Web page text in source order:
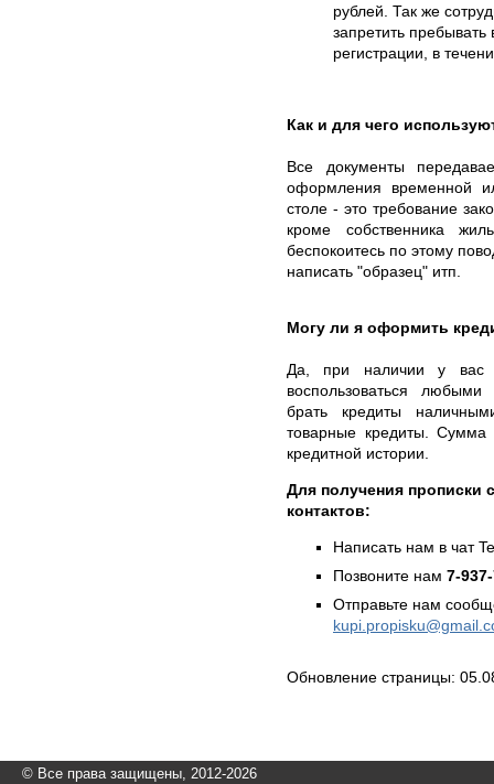
рублей. Так же
запретить
регистрации, в
Как и для чего
Все документы
оформления временной
столе - это требование
кроме собственника
беспокоитесь по этому
написать "образец" итп.
Могу ли я оформить
Да, при наличии у вас
воспользоваться
брать кредиты
товарные кредиты. Сумма
кредитной истории.
Для получения прописки
контактов:
Написать нам в чат
Позвоните нам 7-
Отправьте нам
Обновление страницы:
© Все права защищены, 2012-2026